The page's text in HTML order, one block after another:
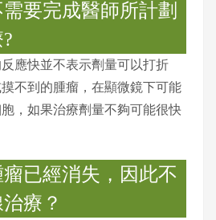
要完成醫師所計劃
應快並不表示劑量可以打折
不到的腫瘤，在顯微鏡下可能
，如果治療劑量不夠可能很快
已經消失，因此不
療？